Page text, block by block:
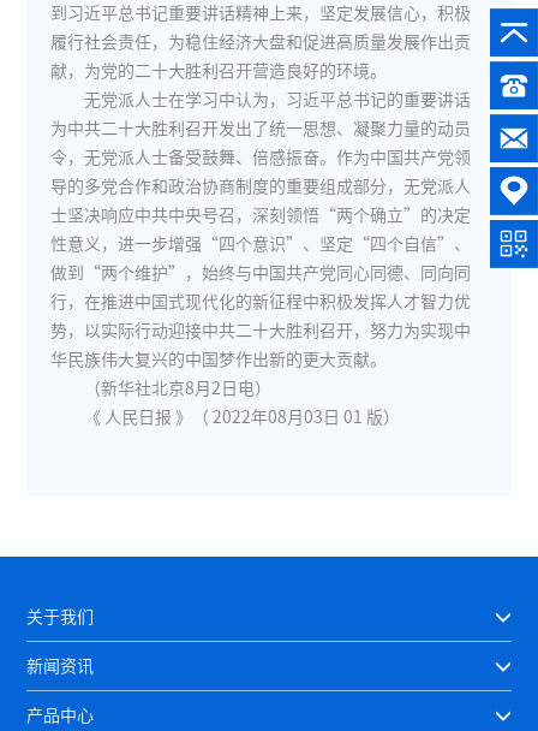
到习近平总书记重要讲话精神上来，坚定发展信心，积极
履行社会责任，为稳住经济大盘和促进高质量发展作出贡
献，为党的二十大胜利召开营造良好的环境。
无党派人士在学习中认为，习近平总书记的重要讲话
为中共二十大胜利召开发出了统一思想、凝聚力量的动员
令，无党派人士备受鼓舞、倍感振奋。作为中国共产党领
导的多党合作和政治协商制度的重要组成部分，无党派人
士坚决响应中共中央号召，深刻领悟“两个确立”的决定
性意义，进一步增强“四个意识”、坚定“四个自信”、
做到“两个维护”，始终与中国共产党同心同德、同向同
行，在推进中国式现代化的新征程中积极发挥人才智力优
势，以实际行动迎接中共二十大胜利召开，努力为实现中
华民族伟大复兴的中国梦作出新的更大贡献。
（新华社北京8月2日电）
《 人民日报 》（ 2022年08月03日 01 版）
关于我们
新闻资讯
产品中心